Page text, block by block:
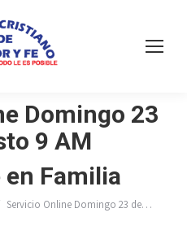
Domingo 23
9 AM
en Familia
aquí:
Servicio Online Domingo 23 de…